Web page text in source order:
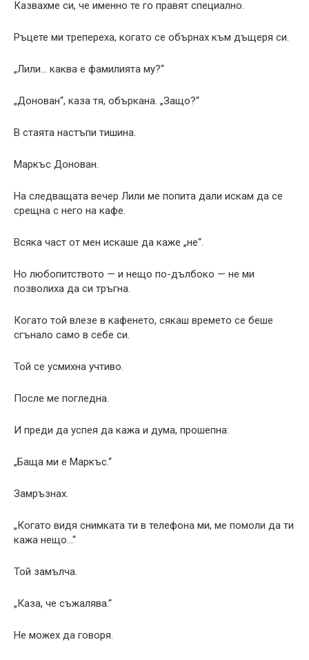
Казвахме си, че именно те го правят специално.
Ръцете ми трепереха, когато се обърнах към дъщеря си.
„Лили… каква е фамилията му?“
„Донован“, каза тя, объркана. „Защо?“
В стаята настъпи тишина.
Маркъс Донован.
На следващата вечер Лили ме попита дали искам да се
срещна с него на кафе.
Всяка част от мен искаше да каже „не“.
Но любопитството — и нещо по-дълбоко — не ми
позволиха да си тръгна.
Когато той влезе в кафенето, сякаш времето се беше
сгънало само в себе си.
Той се усмихна учтиво.
После ме погледна.
И преди да успея да кажа и дума, прошепна:
„Баща ми е Маркъс.“
Замръзнах.
„Когато видя снимката ти в телефона ми, ме помоли да ти
кажа нещо…“
Той замълча.
„Каза, че съжалява.“
Не можех да говоря.